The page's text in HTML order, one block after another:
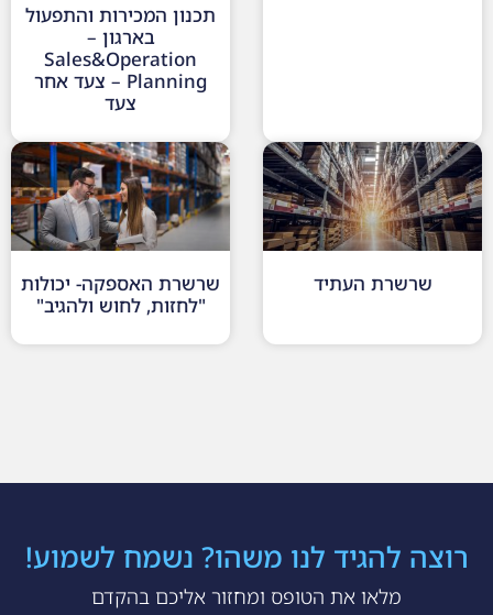
תכנון המכירות והתפעול
בארגון –
Sales&Operation
Planning – צעד אחר
צעד
שרשרת העתיד
שרשרת האספקה- יכולות
"לחזות, לחוש ולהגיב"
רוצה להגיד לנו משהו? נשמח לשמוע!
מלאו את הטופס ומחזור אליכם בהקדם